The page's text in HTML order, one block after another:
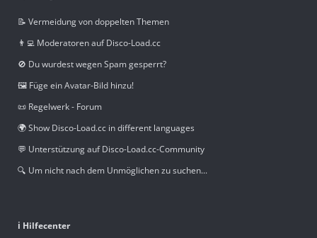
📝 Vermeidung von doppelten Themen
👨‍💻 Moderatoren auf Disco-Load.cc
🚫 Du wurdest wegen Spam gesperrt?
🖼️ Füge ein Avatar-Bild hinzu!
📜 Regelwerk - Forum
🌍 Show Disco-Load.cc in different languages
💬 Unterstützung auf Disco-Load.cc-Community
🔍 Um nicht nach dem Unmöglichen zu suchen...
ℹ️ Hilfecenter